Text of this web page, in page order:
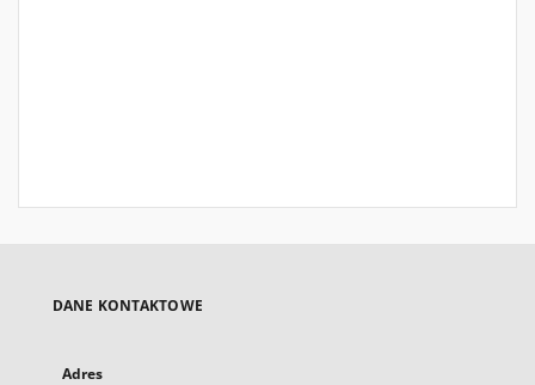
DANE KONTAKTOWE
Adres